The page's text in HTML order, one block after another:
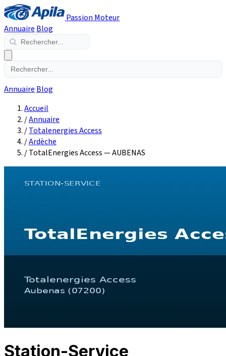
Passion Moteur
Annuaire Blog
Annuaire Blog
Accueil
/Annuaire
/Totalenergies Access
/Ardèche
/TotalEnergies Access — AUBENAS
Station-Service